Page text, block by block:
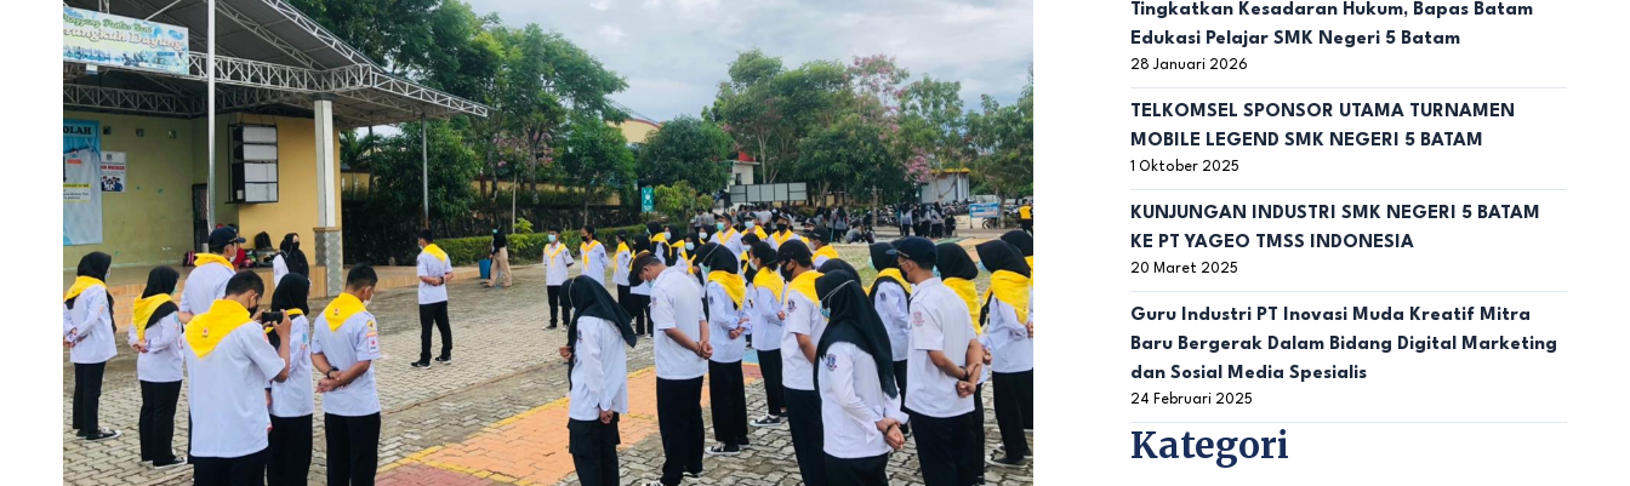
Tingkatkan Kesadaran Hukum, Bapas Batam
Edukasi Pelajar SMK Negeri 5 Batam
28 Januari 2026
TELKOMSEL SPONSOR UTAMA TURNAMEN
MOBILE LEGEND SMK NEGERI 5 BATAM
1 Oktober 2025
KUNJUNGAN INDUSTRI SMK NEGERI 5 BATAM
KE PT YAGEO TMSS INDONESIA
20 Maret 2025
Guru Industri PT Inovasi Muda Kreatif Mitra
Baru Bergerak Dalam Bidang Digital Marketing
dan Sosial Media Spesialis
24 Februari 2025
Kategori